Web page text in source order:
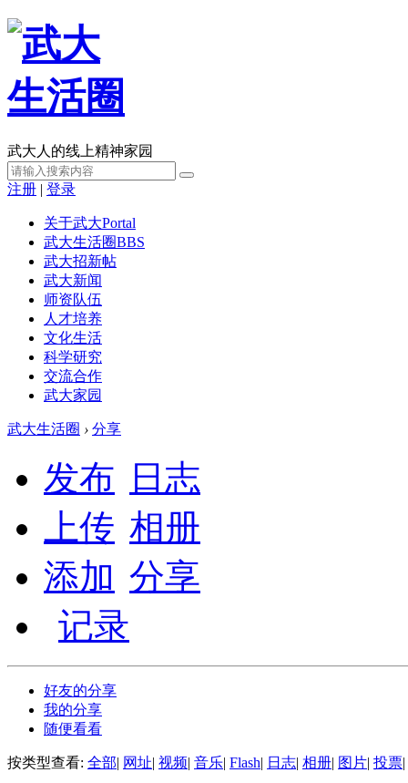
武大人的线上精神家园
注册 | 登录
关于武大Portal
武大生活圈BBS
武大招新帖
武大新闻
师资队伍
人才培养
文化生活
科学研究
交流合作
武大家园
武大生活圈 › 分享
发布
日志
上传 相册
添加 分享
记录
好友的分享
我的分享
随便看看
按类型查看: 全部| 网址| 视频| 音乐| Flash| 日志| 相册| 图片| 投票|